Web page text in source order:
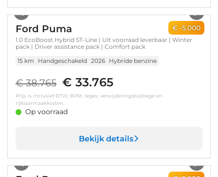
€ -5.000
Ford Puma
1.0 EcoBoost Hybrid ST-Line | Uit voorraad leverbaar | Winter
pack | Driver assistance pack | Comfort pack
15 km
Handgeschakeld 2026 Hybride benzine
€ 38.765 € 33.765
Prijs is inclusief BTW, BPM, leges, verwijderingsbijdrage en
rijklaarmaakkosten.
Op voorraad
Bekijk details